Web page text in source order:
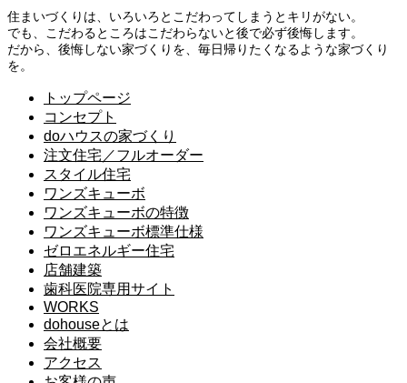
住まいづくりは、いろいろとこだわってしまうとキリがない。
でも、こだわるところはこだわらないと後で必ず後悔します。
だから、後悔しない家づくりを、毎日帰りたくなるような家づくり
を。
トップページ
コンセプト
doハウスの家づくり
注文住宅／フルオーダー
スタイル住宅
ワンズキューボ
ワンズキューボの特徴
ワンズキューボ標準仕様
ゼロエネルギー住宅
店舗建築
歯科医院専用サイト
WORKS
dohouseとは
会社概要
アクセス